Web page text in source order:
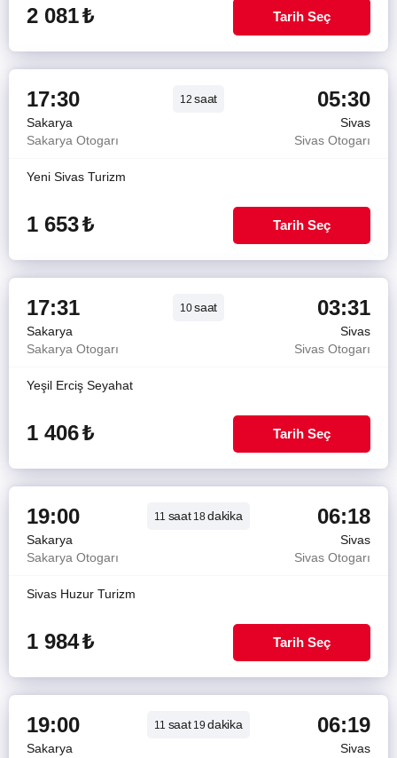
2 081₺ Tarih Seç
17:30 12saat 05:30
Sakarya
Sivas
Sakarya Otogarı
Sivas Otogarı
Yeni Sivas Turizm
1 653₺ Tarih Seç
17:31 10saat 03:31
Sakarya
Sivas
Sakarya Otogarı
Sivas Otogarı
Yeşil Erciş Seyahat
1 406₺ Tarih Seç
19:00 11 saat18dakika 06:18
Sakarya
Sivas
Sakarya Otogarı
Sivas Otogarı
Sivas Huzur Turizm
1 984₺ Tarih Seç
19:00 11 saat19dakika 06:19
Sakarya
Sivas